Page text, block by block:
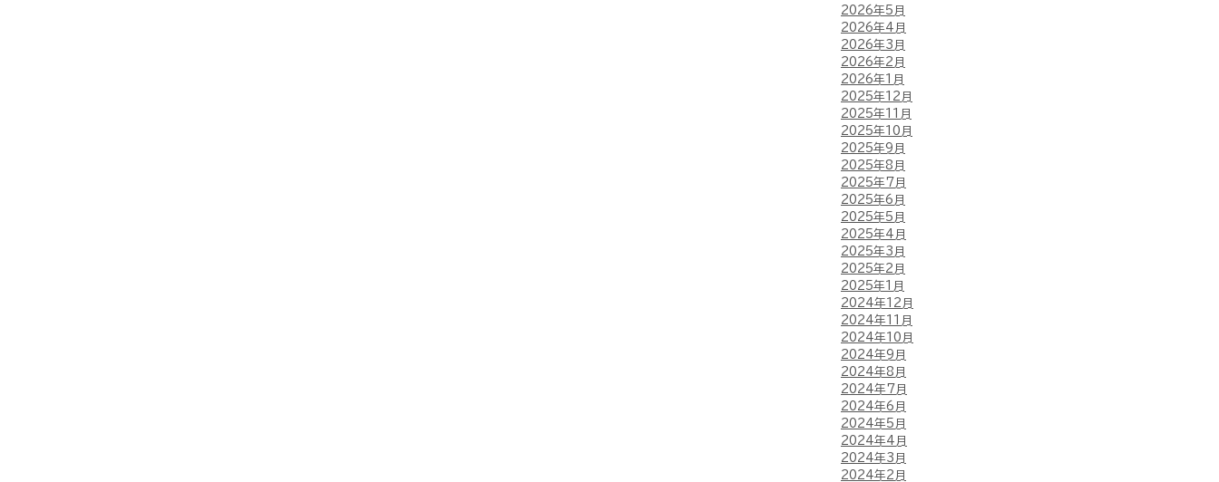
2026年5月
2026年4月
2026年3月
2026年2月
2026年1月
2025年12月
2025年11月
2025年10月
2025年9月
2025年8月
2025年7月
2025年6月
2025年5月
2025年4月
2025年3月
2025年2月
2025年1月
2024年12月
2024年11月
2024年10月
2024年9月
2024年8月
2024年7月
2024年6月
2024年5月
2024年4月
2024年3月
2024年2月